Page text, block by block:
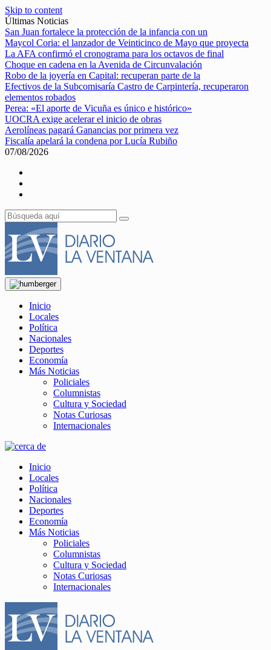
Skip to content
Últimas Noticias
San Juan fortalece la protección de la infancia con un
Maycol Coria: el lanzador de Veinticinco de Mayo que proyecta
La AFA confirmó el cronograma para los octavos de final
Choque en cadena en la Avenida de Circunvalación
Robo de la joyería en Capital: recuperan parte de la
Efectivos de la Subcomisaría Castro de Carpintería, recuperaron
elementos robados
Perea: «El aporte de Vicuña es único e histórico»
UOCRA exige acelerar el inicio de obras
Aerolíneas pagará Ganancias por primera vez
Fiscalía apelará la condena por Lucía Rubiño
07/08/2026
Inicio
Locales
Política
Nacionales
Deportes
Economía
Más Noticias
Policiales
Columnistas
Cultura y Sociedad
Notas Curiosas
Internacionales
Inicio
Locales
Política
Nacionales
Deportes
Economía
Más Noticias
Policiales
Columnistas
Cultura y Sociedad
Notas Curiosas
Internacionales